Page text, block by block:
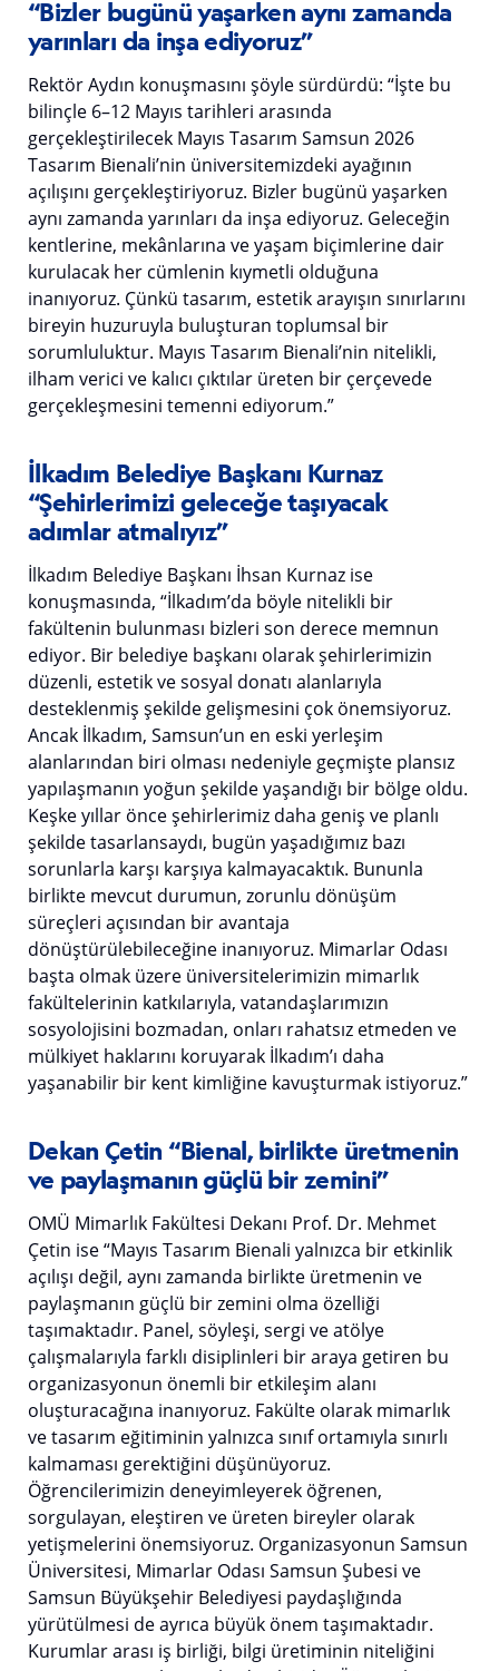
“Bizler bugünü yaşarken aynı zamanda
yarınları da inşa ediyoruz”
Rektör Aydın konuşmasını şöyle sürdürdü: “İşte bu
bilinçle 6–12 Mayıs tarihleri arasında
gerçekleştirilecek Mayıs Tasarım Samsun 2026
Tasarım Bienali’nin üniversitemizdeki ayağının
açılışını gerçekleştiriyoruz. Bizler bugünü yaşarken
aynı zamanda yarınları da inşa ediyoruz. Geleceğin
kentlerine, mekânlarına ve yaşam biçimlerine dair
kurulacak her cümlenin kıymetli olduğuna
inanıyoruz. Çünkü tasarım, estetik arayışın sınırlarını
bireyin huzuruyla buluşturan toplumsal bir
sorumluluktur. Mayıs Tasarım Bienali’nin nitelikli,
ilham verici ve kalıcı çıktılar üreten bir çerçevede
gerçekleşmesini temenni ediyorum.”
İlkadım Belediye Başkanı Kurnaz
“Şehirlerimizi geleceğe taşıyacak
adımlar atmalıyız”
İlkadım Belediye Başkanı İhsan Kurnaz ise
konuşmasında, “İlkadım’da böyle nitelikli bir
fakültenin bulunması bizleri son derece memnun
ediyor. Bir belediye başkanı olarak şehirlerimizin
düzenli, estetik ve sosyal donatı alanlarıyla
desteklenmiş şekilde gelişmesini çok önemsiyoruz.
Ancak İlkadım, Samsun’un en eski yerleşim
alanlarından biri olması nedeniyle geçmişte plansız
yapılaşmanın yoğun şekilde yaşandığı bir bölge oldu.
Keşke yıllar önce şehirlerimiz daha geniş ve planlı
şekilde tasarlansaydı, bugün yaşadığımız bazı
sorunlarla karşı karşıya kalmayacaktık. Bununla
birlikte mevcut durumun, zorunlu dönüşüm
süreçleri açısından bir avantaja
dönüştürülebileceğine inanıyoruz. Mimarlar Odası
başta olmak üzere üniversitelerimizin mimarlık
fakültelerinin katkılarıyla, vatandaşlarımızın
sosyolojisini bozmadan, onları rahatsız etmeden ve
mülkiyet haklarını koruyarak İlkadım’ı daha
yaşanabilir bir kent kimliğine kavuşturmak istiyoruz.”
Dekan Çetin “Bienal, birlikte üretmenin
ve paylaşmanın güçlü bir zemini”
OMÜ Mimarlık Fakültesi Dekanı Prof. Dr. Mehmet
Çetin ise “Mayıs Tasarım Bienali yalnızca bir etkinlik
açılışı değil, aynı zamanda birlikte üretmenin ve
paylaşmanın güçlü bir zemini olma özelliği
taşımaktadır. Panel, söyleşi, sergi ve atölye
çalışmalarıyla farklı disiplinleri bir araya getiren bu
organizasyonun önemli bir etkileşim alanı
oluşturacağına inanıyoruz. Fakülte olarak mimarlık
ve tasarım eğitiminin yalnızca sınıf ortamıyla sınırlı
kalmaması gerektiğini düşünüyoruz.
Öğrencilerimizin deneyimleyerek öğrenen,
sorgulayan, eleştiren ve üreten bireyler olarak
yetişmelerini önemsiyoruz. Organizasyonun Samsun
Üniversitesi, Mimarlar Odası Samsun Şubesi ve
Samsun Büyükşehir Belediyesi paydaşlığında
yürütülmesi de ayrıca büyük önem taşımaktadır.
Kurumlar arası iş birliği, bilgi üretiminin niteliğini